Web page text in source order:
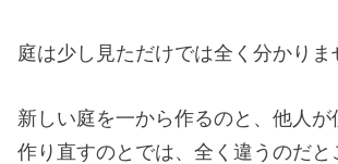
庭は少し見ただけでは全く分かりま
新しい庭を一から作るのと、他人が
作り直すのとでは、全く違うのだと